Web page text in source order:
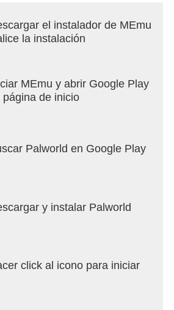
objetos y más!
personajes y bases
sobre el juego Paldeck o
de funciones? Háganos
el instalador de MEmu
la instalación
MEmu y abrir Google Play
página de inicio
Palworld en Google Play
y instalar Palworld
click al icono para iniciar